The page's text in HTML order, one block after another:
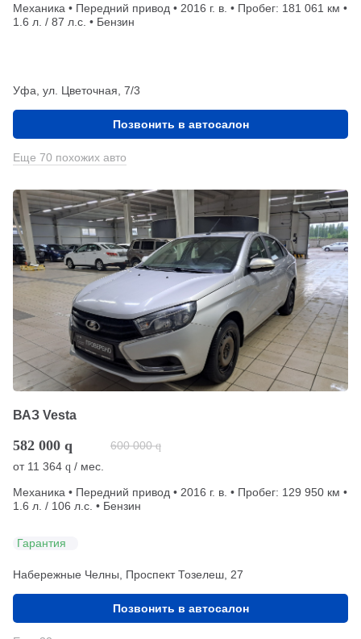
Механика • Передний привод • 2016 г. в. • Пробег: 181 061 км •
1.6 л. / 87 л.с. • Бензин
Уфа, ул. Цветочная, 7/3
Позвонить в автосалон
Еще 70 похожих авто
ВАЗ Vesta
582 000 q 600 000 q
от 11 364 q / мес.
Механика • Передний привод • 2016 г. в. • Пробег: 129 950 км •
1.6 л. / 106 л.с. • Бензин
Гарантия
Набережные Челны, Проспект Тозелеш, 27
Позвонить в автосалон